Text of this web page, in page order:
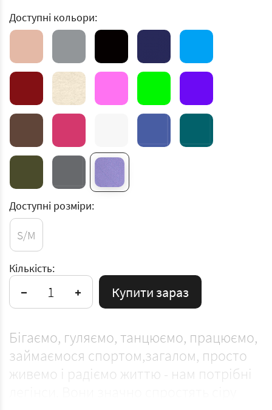
Доступні кольори:
Доступні розміри:
S/M
Кількість:
Купити зараз
Бігаємо, гуляємо, танцюємо, працюємо,
займаємося спортом,загалом, просто
живемо і радіємо життю - нам потрібні